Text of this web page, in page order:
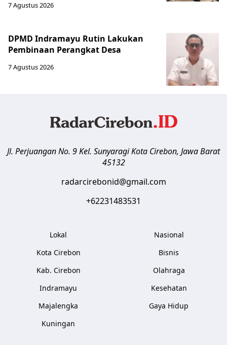
7 Agustus 2026
DPMD Indramayu Rutin Lakukan
Pembinaan Perangkat Desa
7 Agustus 2026
Jl. Perjuangan No. 9 Kel. SunyaragiKota Cirebon, Jawa Barat
45132
radarcirebonid@gmail.com
+62231483531
Lokal
Kota Cirebon
Kab. Cirebon
Indramayu
Majalengka
Kuningan
Nasional
Bisnis
Olahraga
Kesehatan
Gaya Hidup